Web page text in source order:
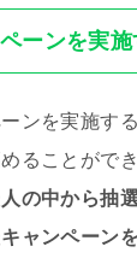
ーンを実施
ンを実施す
ることがで
人の中から抽
ャンペーン